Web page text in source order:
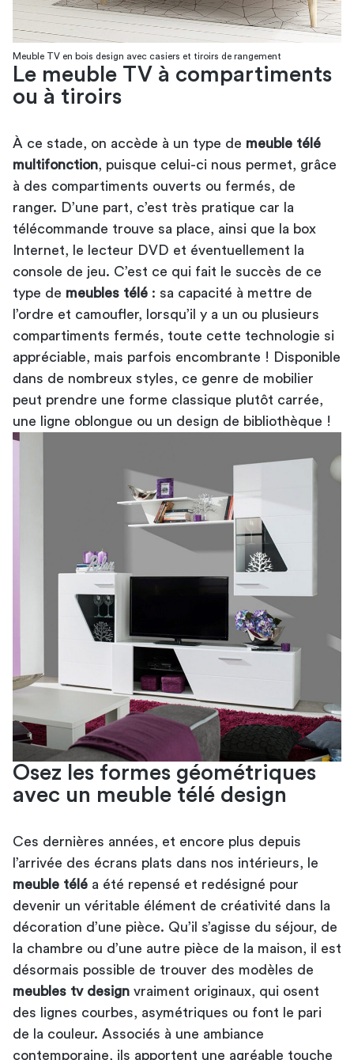
Meuble TV en bois design avec casiers et tiroirs de rangement
Le meuble TV à compartiments
ou à tiroirs
À ce stade, on accède à un type de meuble télé
multifonction , puisque celui-ci nous permet, grâce
à des compartiments ouverts ou fermés, de
ranger. D’une part, c’est très pratique car la
télécommande trouve sa place, ainsi que la box
Internet, le lecteur DVD et éventuellement la
console de jeu. C’est ce qui fait le succès de ce
type de meubles télé : sa capacité à mettre de
l’ordre et camoufler, lorsqu’il y a un ou plusieurs
compartiments fermés, toute cette technologie si
appréciable, mais parfois encombrante ! Disponible
dans de nombreux styles, ce genre de mobilier
peut prendre une forme classique plutôt carrée,
une ligne oblongue ou un design de bibliothèque !
Osez les formes géométriques
avec un meuble télé design
Ces dernières années, et encore plus depuis
l’arrivée des écrans plats dans nos intérieurs, le
meuble télé a été repensé et redésigné pour
devenir un véritable élément de créativité dans la
décoration d’une pièce. Qu’il s’agisse du séjour, de
la chambre ou d’une autre pièce de la maison, il est
désormais possible de trouver des modèles de
meubles tv design vraiment originaux, qui osent
des lignes courbes, asymétriques ou font le pari
de la couleur. Associés à une ambiance
contemporaine, ils apportent une agréable touche